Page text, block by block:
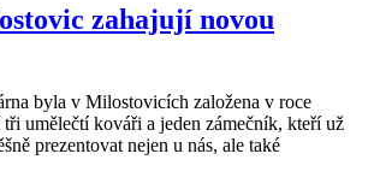
zahajují novou
byla v Milostovicích založena v roce
umělečtí kováři a jeden zámečník, kteří už
prezentovat nejen u nás, ale také